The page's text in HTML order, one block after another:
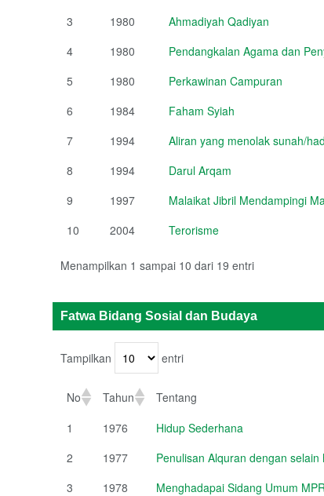
3
1980
Ahmadiyah Qadiyan
4
1980
Pendangkalan Agama dan
5
1980
Perkawinan Campuran
6
1984
Faham Syiah
7
1994
Aliran yang menolak sunah/
8
1994
Darul Arqam
9
1997
Malaikat Jibril Mendampingi
10
2004 Terorisme
Menampilkan 1 sampai 10 dari 19 entri
Fatwa Bidang Sosial dan Budaya
Tampilkan entri
No Tahun
Tentang
1
1976
Hidup Sederhana
2
1977
Penulisan Alquran dengan selain
3
1978
Menghadapai Sidang Umum